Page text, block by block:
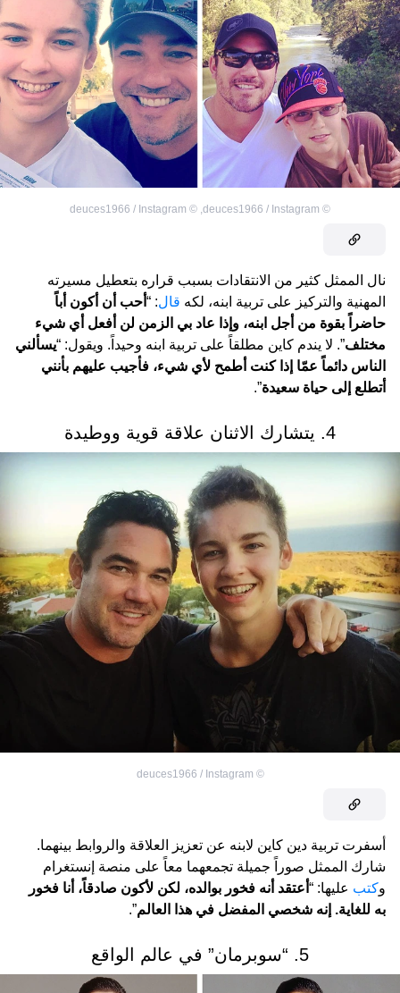
©
deuces1966 / Instagram
,
©
deuces1966 / Instagram
نال الممثل كثير من الانتقادات بسبب قراره بتعطيل مسيرته
المهنية والتركيز على تربية ابنه، لكه قال: “ أحب أن أكون أباً
حاضراً بقوة من أجل ابنه، وإذا عاد بي الزمن لن أفعل أي شيء
مختلف”. لا يندم كاين مطلقاً على تربية ابنه وحيداً. ويقول: “يسألني
الناس دائماً عمّا إذا كنت أطمح لأي شيء، فأجيب عليهم بأنني
أتطلع إلى حياة سعيدة”.
4. يتشارك الاثنان علاقة قوية ووطيدة
©
deuces1966 / Instagram
أسفرت تربية دين كاين لابنه عن تعزيز العلاقة والروابط بينهما.
شارك الممثل صوراً جميلة تجمعهما معاً على منصة إنستغرام
وكتب عليها: “ أعتقد أنه فخور بوالده، لكن لأكون صادقاً، أنا فخور
به للغاية. إنه شخصي المفضل في هذا العالم”.
5. “سوبرمان” في عالم الواقع